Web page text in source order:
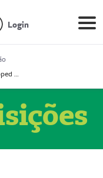
Login
Prestador Oncoped Serviços Médicos (51004335-0)